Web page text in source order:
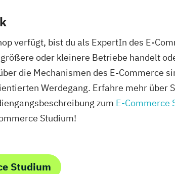
verfügt, bist du als ExpertIn des E-
oder kleinere Betriebe handelt
die Mechanismen des E-Commerce
Werdegang. Erfahre mehr über
zum E-Commerce
Studium!
Studium